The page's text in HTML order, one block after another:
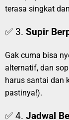
terasa singkat
✅ 3. Supir
Gak cuma bisa
alternatif, dan
harus santai dan
pastinya!).
✅ 4. Jadwal